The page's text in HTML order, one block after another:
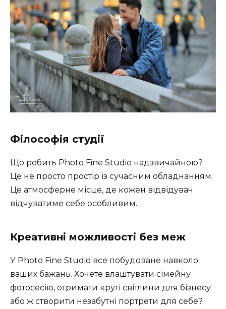
Філософія студії
Що робить Photo Fine Studio надзвичайною?
Це не просто простір із сучасним обладнанням.
Це атмосферне місце, де кожен відвідувач
відчуватиме себе особливим.
Креативні можливості без меж
У Photo Fine Studio все побудоване навколо
ваших бажань. Хочете влаштувати сімейну
фотосесію, отримати круті світлини для бізнесу
або ж створити незабутні портрети для себе?